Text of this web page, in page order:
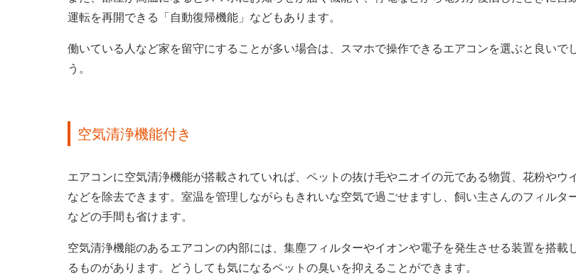
運転を再開できる「自動復帰機能」などもあります。
働いている人など家を留守にすることが多い場合は、スマホで操作できるエアコンを選ぶと良いで
う。
空気清浄機能付き
エアコンに空気清浄機能が搭載されていれば、ペットの抜け毛やニオイの元である物質、花粉やウ
などを除去できます。室温を管理しながらもきれいな空気で過ごせますし、飼い主さんのフィルタ
などの手間も省けます。
空気清浄機能のあるエアコンの内部には、集塵フィルターやイオンや電子を発生させる装置を搭載
るものがあります。どうしても気になるペットの臭いを抑えることができます。